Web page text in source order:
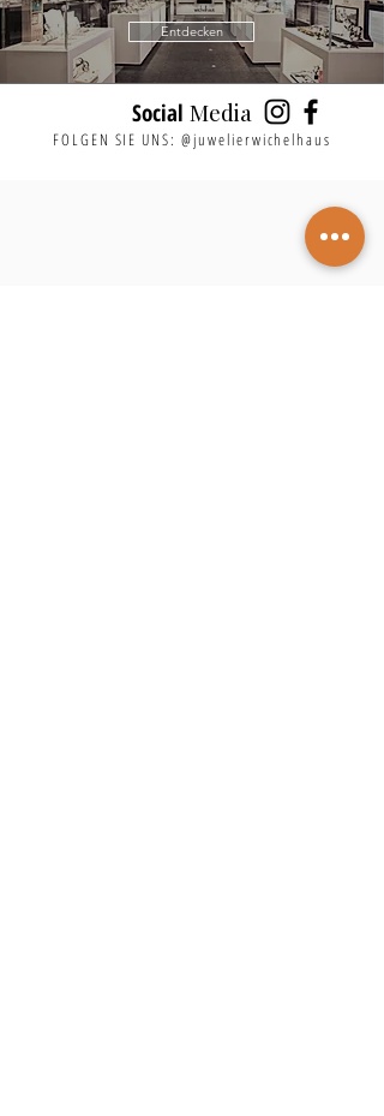
Entdecken
Social Media
FOLGEN SIE UNS: @juwelierwichelhaus